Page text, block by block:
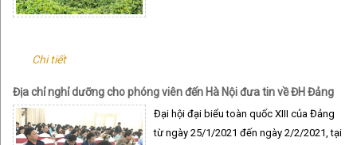
Chi tiết
Địa chỉ nghỉ dưỡng cho phóng viên đến Hà Nội đưa tin về ĐH Đảng
Toàn quốc
Đại hội đại biểu toàn quốc XIII của Đảng
từ ngày 25/1/2021 đến ngày 2/2/2021, tại